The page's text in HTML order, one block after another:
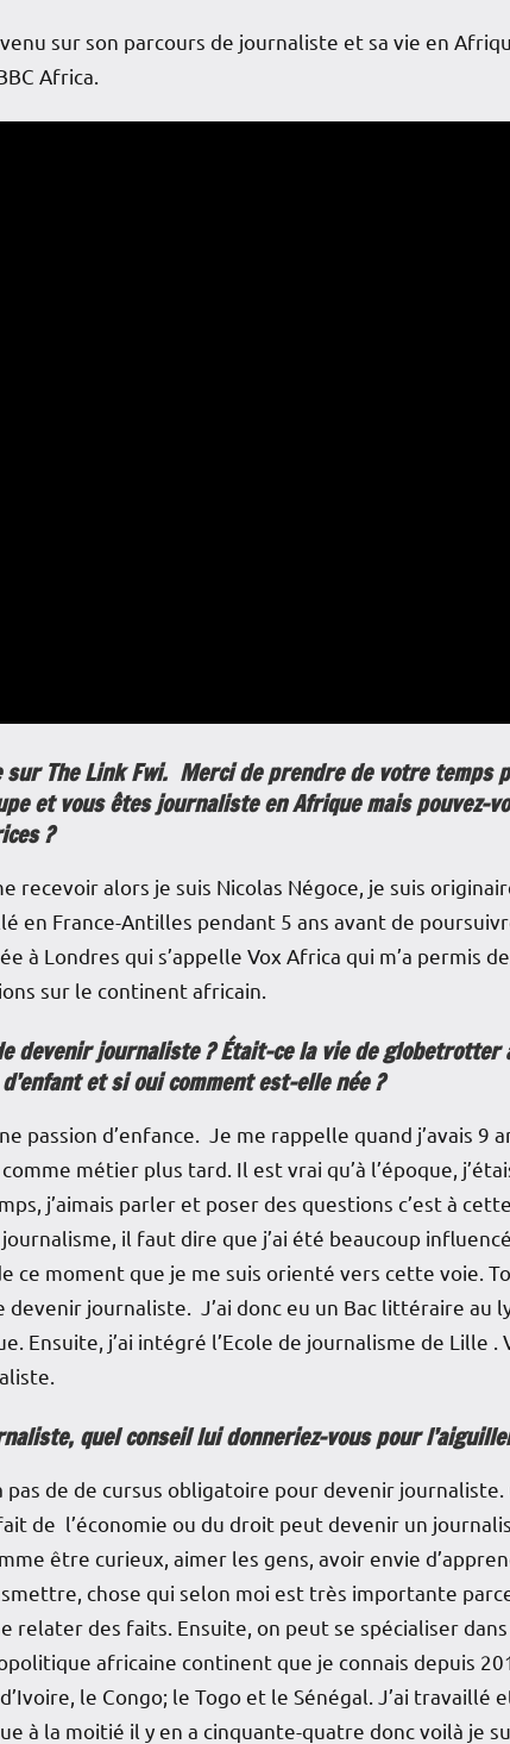
sur son parcours de journaliste et sa vie en
Africa.
sur The Link Fwi. Merci de prendre de votre temps
et vous êtes journaliste en Afrique mais pouvez-
?
recevoir alors je suis Nicolas Négoce, je suis
en France-Antilles pendant 5 ans avant de
à Londres qui s’appelle Vox Africa qui m’a permis
sur le continent africain.
devenir journaliste ? Était-ce la vie de
et si oui comment est-elle née ?
passion d’enfance. Je me rappelle quand j’avais 9
métier plus tard. Il est vrai qu’à l’époque,
j’aimais parler et poser des questions c’est à
il faut dire que j’ai été beaucoup
ce moment que je me suis orienté vers cette voie.
journaliste. J’ai donc eu un Bac littéraire au
Ensuite, j’ai intégré l’Ecole de journalisme de Lille .
quel conseil lui donneriez-vous pour
pas de de cursus obligatoire pour devenir
de l’économie ou du droit peut devenir un
être curieux, aimer les gens, avoir envie
chose qui selon moi est très importante
relater des faits. Ensuite, on peut se spécialiser
africaine continent que je connais depuis
le Congo; le Togo et le Sénégal. J’ai travaillé
à la moitié il y en a cinquante-quatre donc voilà je